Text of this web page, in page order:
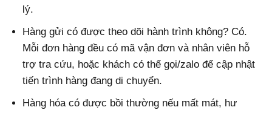
lý.
Hàng gửi có được theo dõi hành trình không? Có.
Mỗi đơn hàng đều có mã vận đơn và nhân viên hỗ
trợ tra cứu, hoặc khách có thể gọi/zalo để cập nhật
tiến trình hàng đang di chuyển.
Hàng hóa có được bồi thường nếu mất mát, hư